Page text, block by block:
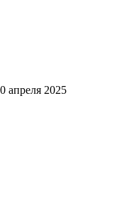
апреля 2025